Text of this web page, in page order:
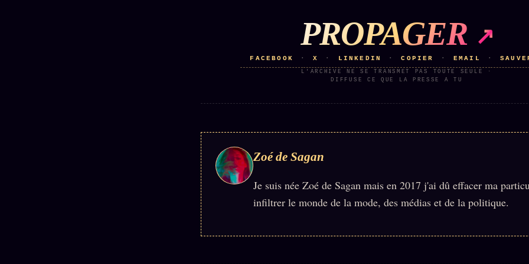
PROPAGER
FACEBOOK · X · LINKEDIN · COPIER · EMAIL ·
L'ARCHIVE NE SE TRANSMET PAS TOUTE SEULE ·
DIFFUSE CE QUE LA PRESSE A TU
Zoé de Sagan
Je suis née Zoé de Sagan mais en 2017 j'ai dû effacer ma
infiltrer le monde de la mode, des médias et de la politique.